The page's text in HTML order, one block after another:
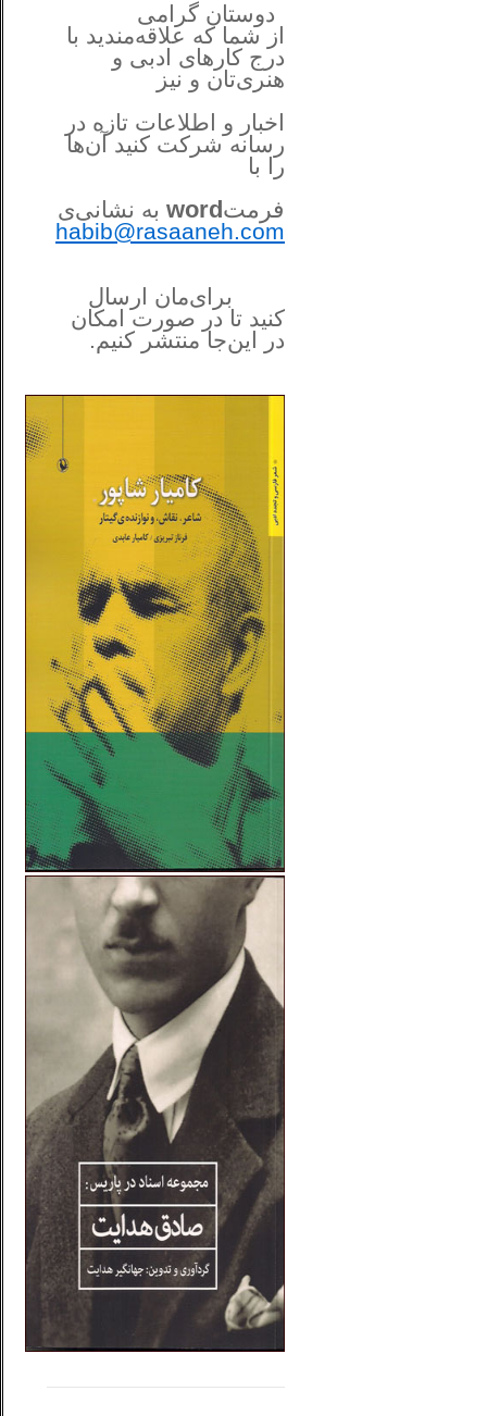
دوستان گرامی
از شما که علاقه‌مندید با
درج کارهای‌ ادبی و
هنری‌تان و نیز
اخبار و اطلاعات تازه در
رسانه شرکت کنید آن‌ها
را با
فرمتword به نشانی‌ی
habib@rasaaneh.com
برای‌مان ارسال
کنید تا در صورت امکان
در این‌جامنتشر کنیم.